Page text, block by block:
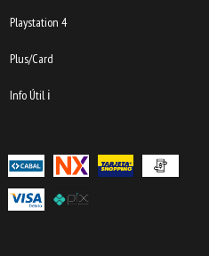
Playstation 4
Plus/Card
Info Útil ℹ️